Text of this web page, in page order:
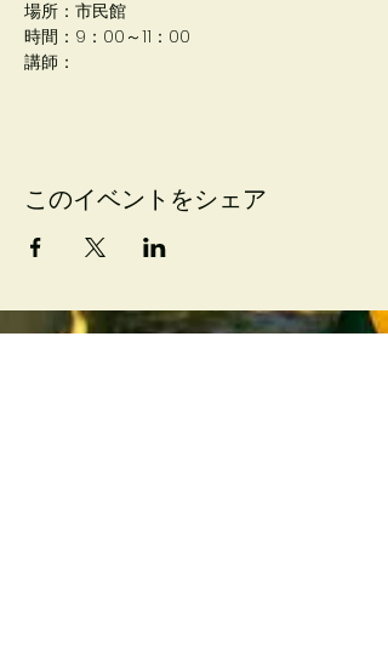
場所：市民館
時間：9：00～11：00
講師：
このイベントをシェア